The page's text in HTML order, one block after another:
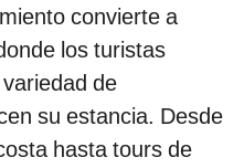
convierte a
los turistas
de
su estancia. Desde
hasta tours de